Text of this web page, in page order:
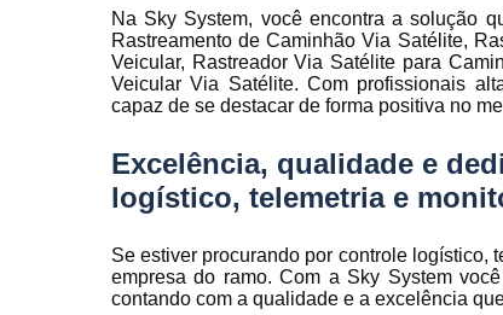
de
Na Sky System, você encontra a solução
Rastreamento de Caminhão Via Satélite,
Veicular, Rastreador Via Satélite para
Veicular Via Satélite. Com profissionais
capaz de se destacar de forma positiva no
Excelência, qualidade e
logístico, telemetria e
Se estiver procurando por controle logístico,
empresa do ramo. Com a Sky System
contando com a qualidade e a excelência